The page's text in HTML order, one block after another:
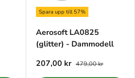
Spara upp till 57%
Aerosoft LA0825
(glitter) - Dammodell
207,00 kr 479,00 kr